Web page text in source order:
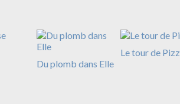
Du plomb dans Elle
Le tour de Pizz